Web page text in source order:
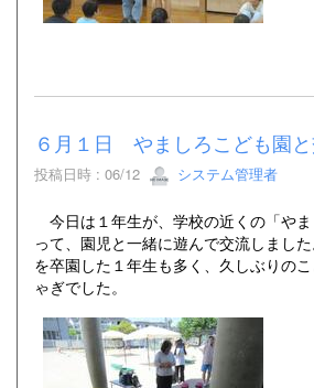
６月１日 やましろこども園
投稿日時 : 06/12 システム管理者
今日は１年生が、学校の近くの「や
って、園児と一緒に遊んで交流しまし
を卒園した１年生も多く、久しぶりの
ゃぎでした。